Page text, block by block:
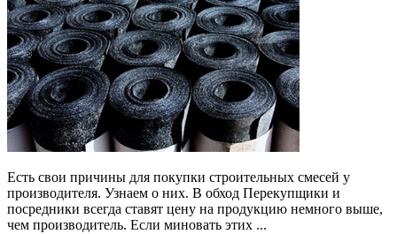
Есть свои причины для покупки строительных смесей у
производителя. Узнаем о них. В обход Перекупщики и
посредники всегда ставят цену на продукцию немного выше,
чем производитель. Если миновать этих ...